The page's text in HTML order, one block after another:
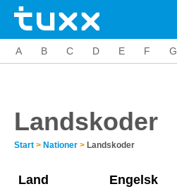
A B C D E F G
Landskoder
Start > Nationer > Landskoder
Land Engelsk